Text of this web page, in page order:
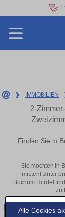
Alle Cookies
❯ IMMOBILIEN
2-
Finden Sie in
Sie möchten in
mieten! Unter
Bochum Hordel
zu